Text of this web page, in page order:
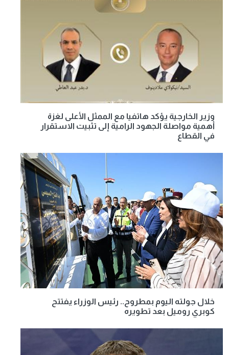
وزير الخارجية يؤكد هاتفيا مع الممثل الأعلى لغزة
أهمية مواصلة الجهود الرامية إلى تثبيت الاستقرار
في القطاع
خلال جولته اليوم بمطروح.. رئيس الوزراء يفتتح
كوبري روميل بعد تطويره